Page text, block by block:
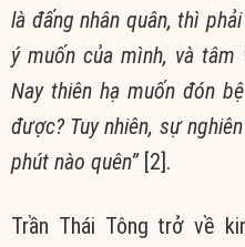
là đấng nhân quân, thì
ý muốn của mình, và
Nay thiên hạ muốn đón
được? Tuy nhiên, sự
phút nào quên”[2].
Trần Thái Tông trở về